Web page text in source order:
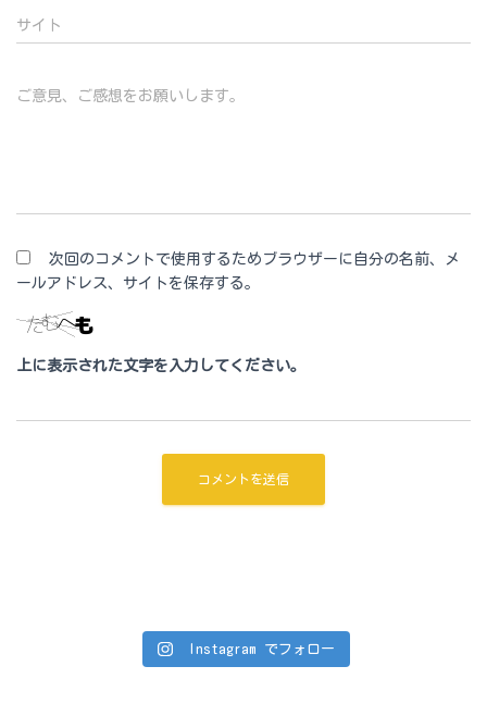
サイト
ご意見、ご感想をお願いします。
次回のコメントで使用するためブラウザーに自分の名前、メ
ールアドレス、サイトを保存する。
上に表示された文字を入力してください。
Instagram でフォロー